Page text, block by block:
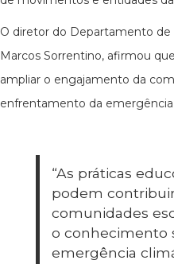
O diretor do Departamento
Marcos Sorrentino, afirmou
ampliar o engajamento da
enfrentamento da
“As práticas
podem
comunidades
o conhecimento
emergência